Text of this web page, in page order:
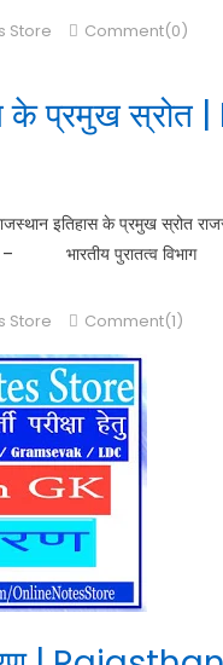
Store Comment(0)
के प्रमुख
इतिहास के प्रमुख
– भारतीय पुरातत्व
Store Comment(1)